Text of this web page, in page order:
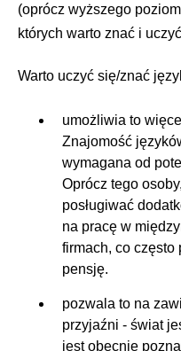
(oprócz wyższego
których warto znać i
Warto uczyć się/znać
umożliwia to
Znajomość
wymagana od
Oprócz tego
posługiwać
na pracę w
firmach, co często
pensję.
pozwala to na
przyjaźni - świat
jest obecnie